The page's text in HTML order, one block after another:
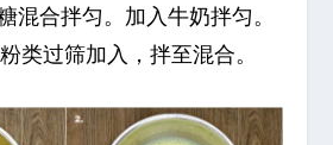
混合拌匀。加入牛奶拌匀。
类过筛加入，拌至混合。